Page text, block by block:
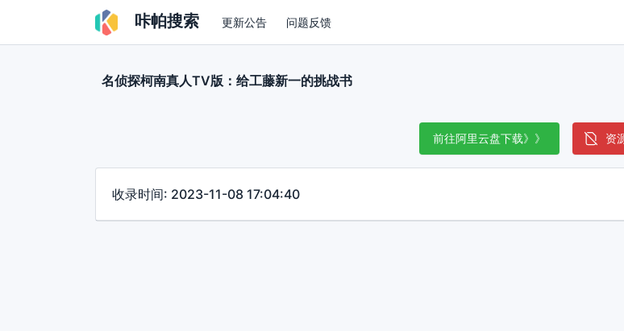
咔帕搜索 更新公告 问题反馈
名侦探柯南真人TV版：给工藤新一的挑战书
前往阿里云盘下载》》 资
收录时间: 2023-11-08 17:04:40